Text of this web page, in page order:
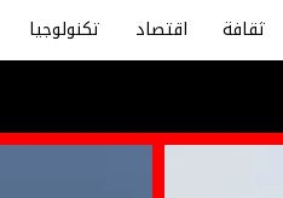
ثقافة اقتصاد تكنولوجيا